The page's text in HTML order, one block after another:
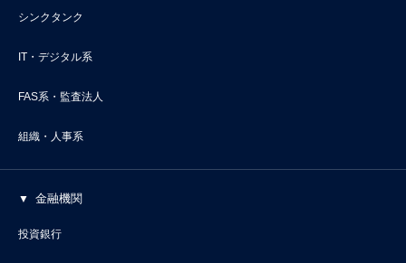
シンクタンク
IT・デジタル系
FAS系・監査法人
組織・人事系
金融機関
投資銀行